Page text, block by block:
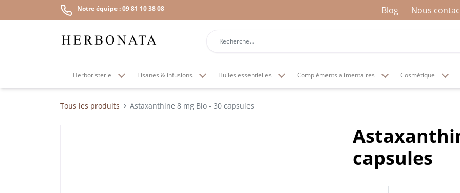
Notre équipe : 09 81 10 38 08 Blog Nous
Herboristerie Tisanes & infusions Huiles essentielles Compléments alimentaires Cosmétique
Tous les produits Astaxanthine 8 mg Bio - 30 capsules
capsules